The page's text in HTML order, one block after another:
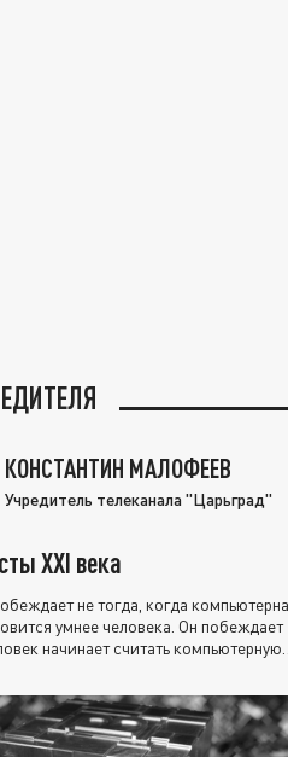
КОНСТАНТИН МАЛОФЕЕВ
Учредитель телеканала "Царьград"
XXI века
не тогда, когда
умнее человека. Он побеждает
начинает считать компьютерную